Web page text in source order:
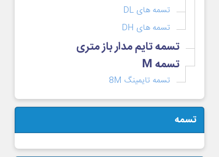
تسمه های DL
تسمه های DH
تسمه تایم مدار باز متری
تسمه M
تسمه تایمینگ 8M
تسمه